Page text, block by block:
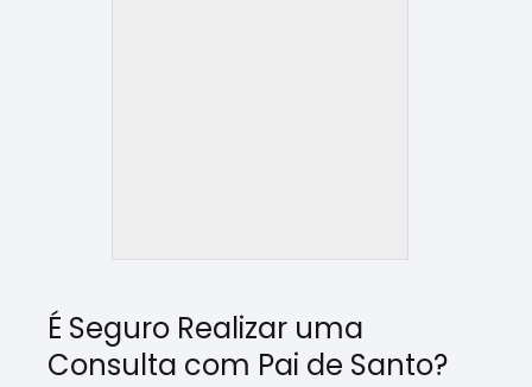
É Seguro Realizar uma
Consulta com Pai de Santo?